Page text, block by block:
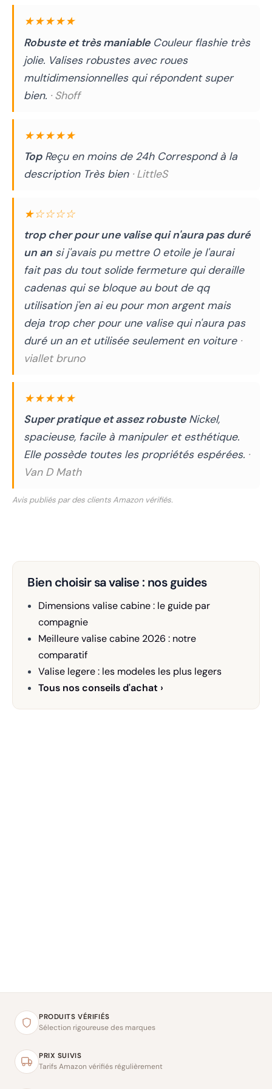
★★★★★
Robuste et très maniableCouleur flashie très
jolie. Valises robustes avec roues
multidimensionnelles qui répondent super
bien. · Shoff
★★★★★
TopReçu en moins de 24h Correspond à la
description Très bien · LittleS
★☆☆☆☆
trop cher pour une valise qui n'aura pas duré
un an si j'avais pu mettre 0 etoile je l'aurai
fait pas du tout solide fermeture qui deraille
cadenas qui se bloque au bout de qq
utilisation j'en ai eu pour mon argent mais
deja trop cher pour une valise qui n'aura pas
duré un an et utilisée seulement en voiture ·
viallet bruno
★★★★★
Super pratique et assez robusteNickel,
spacieuse, facile à manipuler et esthétique.
Elle possède toutes les propriétés espérées. ·
Van D Math
Avis publiés par des clients Amazon vérifiés.
Bien choisir sa valise : nos guides
Dimensions valise cabine : le guide par
compagnie
Meilleure valise cabine 2026 : notre
comparatif
Valise legere : les modeles les plus legers
Tous nos conseils d'achat ›
PRODUITS VÉRIFIÉS
Sélection rigoureuse des marques
PRIX SUIVIS
Tarifs Amazon vérifiés régulièrement